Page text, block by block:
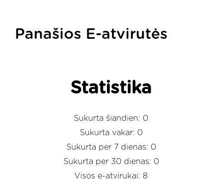
Panašios E-atvirutės
Statistika
Sukurta šiandien: 0
Sukurta vakar: 0
Sukurta per 7 dienas: 0
Sukurta per 30 dienas: 0
Visos e-atvirukai: 8